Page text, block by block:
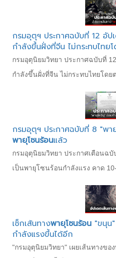
กรมอุตุฯ ประกาศฉบับที่ 12 อัป
กำลังขึ้นฝั่งที่จีน ไม่กระทบไทย
กรมอุตุนิยมวิทยา ประกาศฉบับที่
กำลังขึ้นฝั่งที่จีน ไม่กระทบไทยโดย
กรมอุตุฯ ประกาศฉบับที่ 8 "พา
พายุโซนร้อนแล้ว
กรมอุตุนิยมวิทยา ประกาศเตือนฉ
เป็นพายุโซนร้อนกำลังแรง คาด
เช็กเส้นทางพายุโซนร้อน "ขนุน
กำลังแรงขึ้นได้อีก
"กรมอุตุนิยมวิทยา" เผยเส้นทางข